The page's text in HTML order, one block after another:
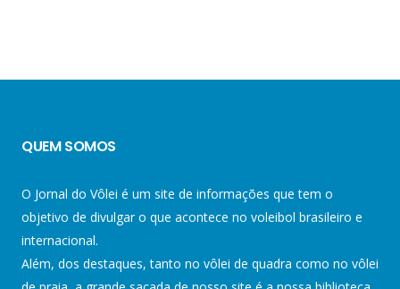
QUEM SOMOS
O Jornal do Vôlei é um site de informações que tem o
objetivo de divulgar o que acontece no voleibol brasileiro e
internacional.
Além, dos destaques, tanto no vôlei de quadra como no vôlei